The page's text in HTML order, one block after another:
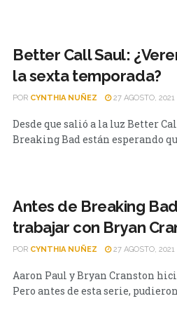
Better Call Saul:
la sexta temporada?
POR CYNTHIA NUÑEZ 27 AGOSTO, 2021
Desde que salió a la luz Better
Breaking Bad están esperando
Antes de Breaking
trabajar con Bryan
POR CYNTHIA NUÑEZ 27 AGOSTO, 2021
Aaron Paul y Bryan Cranston
Pero antes de esta serie,